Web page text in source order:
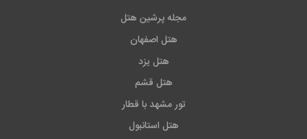
مجله پرشین هتل
هتل اصفهان
هتل یزد
هتل قشم
تور مشهد با قطار
هتل استانبول